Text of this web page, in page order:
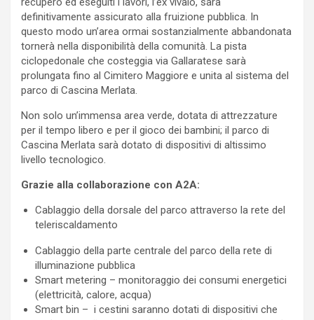
definitivamente assicurato alla fruizione pubblica. In
questo modo un’area ormai sostanzialmente abbandonata
tornerà nella disponibilità della comunità. La pista
ciclopedonale che costeggia via Gallaratese sarà
prolungata fino al Cimitero Maggiore e unita al sistema del
parco di Cascina Merlata.
Non solo un’immensa area verde, dotata di attrezzature
per il tempo libero e per il gioco dei bambini; il parco di
Cascina Merlata sarà dotato di dispositivi di altissimo
livello tecnologico.
Grazie alla collaborazione con A2A:
Cablaggio della dorsale del parco attraverso la rete del
teleriscaldamento
Cablaggio della parte centrale del parco della rete di
illuminazione pubblica
Smart metering – monitoraggio dei consumi energetici
(elettricità, calore, acqua)
Smart bin – i cestini saranno dotati di dispositivi che